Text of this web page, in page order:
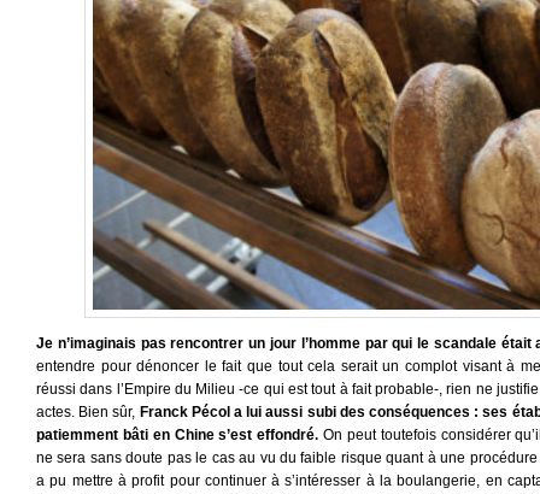
Je n’imaginais pas rencontrer un jour l’homme par qui le scandale
entendre pour dénoncer le fait que tout cela serait un complot visant à
réussi dans l’Empire du Milieu -ce qui est tout à fait probable-, rien ne
actes. Bien sûr, Franck Pécol a lui aussi subi des conséquences : ses
patiemment bâti en Chine s’est effondré. On peut toutefois considérer
ne sera sans doute pas le cas au vu du faible risque quant à une
a pu mettre à profit pour continuer à s’intéresser à la boulangerie, en